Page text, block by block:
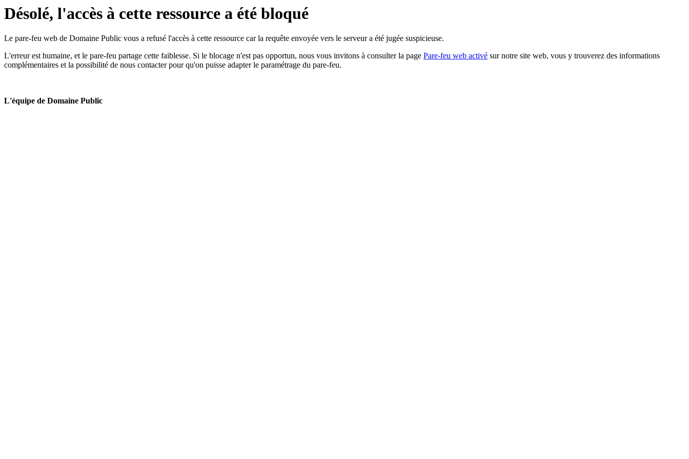
Désolé, l'accès à cette ressource a été bloqué
Le pare-feu web de Domaine Public vous a refusé l'accès à cette ressource car la requête envoyée vers le serveur a été jugée suspicieuse.
L'erreur est humaine, et le pare-feu partage cette faiblesse. Si le blocage n'est pas opportun, nous vous invitons à consulter la page Pare-feu web activé sur notre site web, vous y trouverez des informations
complémentaires et la possibilité de nous contacter pour qu'on puisse adapter le paramétrage du pare-feu.
L'équipe de Domaine Public